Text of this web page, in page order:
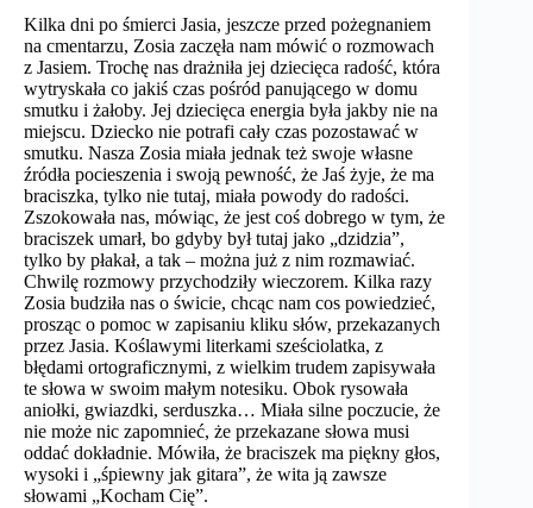
Kilka dni po śmierci Jasia, jeszcze przed pożegnaniem
na cmentarzu, Zosia zaczęła nam mówić o rozmowach
z Jasiem. Trochę nas drażniła jej dziecięca radość, która
wytryskała co jakiś czas pośród panującego w domu
smutku i żałoby. Jej dziecięca energia była jakby nie na
miejscu. Dziecko nie potrafi cały czas pozostawać w
smutku. Nasza Zosia miała jednak też swoje własne
źródła pocieszenia i swoją pewność, że Jaś żyje, że ma
braciszka, tylko nie tutaj, miała powody do radości.
Zszokowała nas, mówiąc, że jest coś dobrego w tym, że
braciszek umarł, bo gdyby był tutaj jako „dzidzia”,
tylko by płakał, a tak – można już z nim rozmawiać.
Chwilę rozmowy przychodziły wieczorem. Kilka razy
Zosia budziła nas o świcie, chcąc nam cos powiedzieć,
prosząc o pomoc w zapisaniu kliku słów, przekazanych
przez Jasia. Koślawymi literkami sześciolatka, z
błędami ortograficznymi, z wielkim trudem zapisywała
te słowa w swoim małym notesiku. Obok rysowała
aniołki, gwiazdki, serduszka… Miała silne poczucie, że
nie może nic zapomnieć, że przekazane słowa musi
oddać dokładnie. Mówiła, że braciszek ma piękny głos,
wysoki i „śpiewny jak gitara”, że wita ją zawsze
słowami „Kocham Cię”.